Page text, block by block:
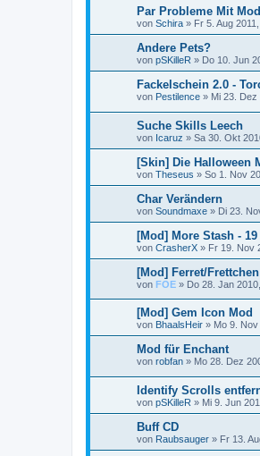
Par Probleme Mit
von Schira » Fr 5. Aug
Andere Pets?
von pSKilleR » Do 10. Jun
Fackelschein 2.0 -
von Pestilence » Mi 23. Dez
Suche Skills Leech
von Icaruz » Sa 30. Okt
[Skin] Die Halloween
von Theseus » So 1. Nov
Char Verändern
von Soundmaxe » Di 23.
[Mod] More Stash -
von CrasherX » Fr 19. Nov
[Mod] Ferret/
von FOE » Do 28. Jan
[Mod] Gem Icon Mod
von BhaalsHeir » Mo 9.
Mod für Enchant
von robfan » Mo 28. Dez
Identify Scrolls
von pSKilleR » Mi 9. Jun
Buff CD
von Raubsauger » Fr 13.